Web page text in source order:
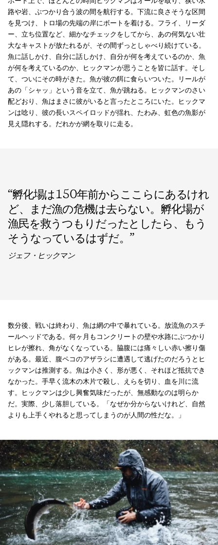
路や岩、ぶつかり合う波の間を航行する。下流に良さそうな区間
を見つけ、トロ場の先端の岸にボートを着ける。フライ、リーダ
ー、立ち位置など、細かなチェックをしてから、あの何気ない壮
大なキャストが放たれるが、その間ずっとしゃべり続けている。
魚に話しかけ、自分に話しかけ、自分が何を考えているのか、魚
が何を考えているのか、ヒックマンが思うことを皆に話す。そし
て、ついにその時がきた。魚が彼の餌に食らいついた。リールが
あの「シャッ」という音を立て、魚が跳ねる。ヒックマンのさい
配どおり、魚はまさに彼がいると言ったところにいた。ヒックマ
ンは唸り、彼の長いスペイロッドが揺れ、たわみ、虹色の魚影が
見え隠れする。だれかが網を取りに走る。
“孵化場は150年前からここらにあるけれ
ど、まだ漁の危機は去らない。孵化場が
漁民を救うつもりだったとしたら、もう
そうなっているはずだ。 ”
ジェフ・ヒックマン
数分後、戦いは終わり、魚は網の中で暴れている。放流魚のスチ
ールヘッドである。何ヶ月もコンクリートの壁や水路にぶつかり
ヒレが擦れ、角がなくなっている。脇腹には痛々しい赤い擦り傷
がある。最近、腹ペコのアザラシに遭遇して逃げたのだろうとヒ
ックマンは推測する。魚は小さく、形が悪く、それほど抵抗でき
なかった。手早く流木の木片で殺し、えらを切り、血を川に流
す。ヒックマンは少し興奮気味だったが、無感動なのは明らか
だ。実際、少し落胆している。「なぜか分からないけれど、自然
よりも上手くやれると思ってしまうのが人間の性だな。」